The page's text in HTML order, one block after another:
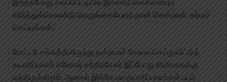
விரித்துக்கொண்டு வெறுங்கையோடு தான் சென்றான். தர்மம்
செய்யுங்கள்.
ரோட்டரி சங்கத்திலிருந்து நன்றாகச் சேவை செய்துவிட்டுத்
தயாரிப்பாளர் கணேஷ் சந்திரசேகர் இப்போது சினிமாவுக்கு
வந்திருக்கிறார். ஆனால் இங்கே பல தயாரிப்பாளர்கள் படம்